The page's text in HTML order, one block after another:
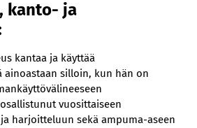
kanto- ja
kantaa ja käyttää
ainoastaan silloin, kun hän on
vuosittaiseen
harjoitteluun sekä ampuma-aseen